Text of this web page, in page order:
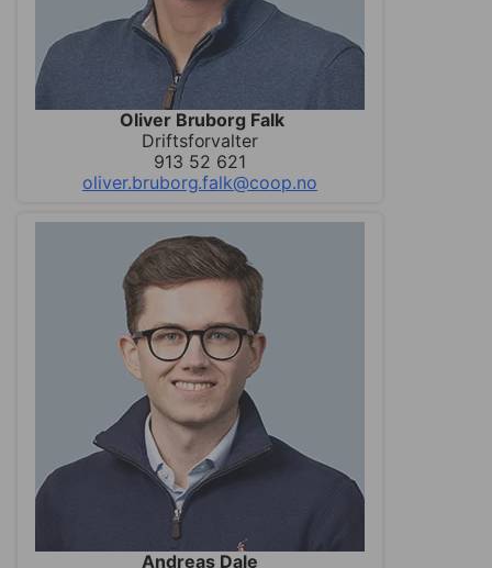
Oliver Bruborg Falk
Driftsforvalter
913 52 621
oliver.bruborg.falk@coop.no
Andreas Dale